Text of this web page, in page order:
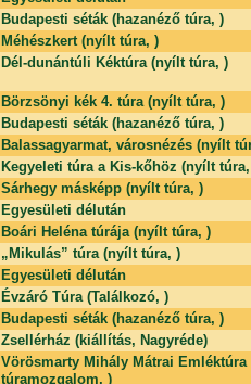
Budapesti séták (hazanéző túra, )
Méhészkert (nyílt túra, )
Dél-dunántúli Kéktúra (nyílt túra, )
Börzsönyi kék 4. túra (nyílt túra, )
Budapesti séták (hazanéző túra, )
Balassagyarmat, városnézés (nyílt
Kegyeleti túra a Kis-kőhöz (nyílt
Sárhegy másképp (nyílt túra, )
Egyesületi délután
Boári Heléna túrája (nyílt túra, )
„Mikulás” túra (nyílt túra, )
Egyesületi délután
Évzáró Túra (Találkozó, )
Budapesti séták (hazanéző túra, )
Zsellérház (kiállítás, Nagyréde)
Vörösmarty Mihály Mátrai Emléktúra
túramozgalom, )